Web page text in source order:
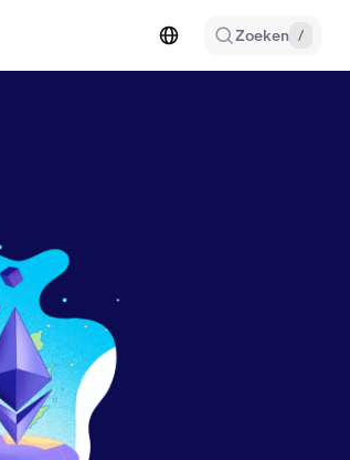
Zoeken /